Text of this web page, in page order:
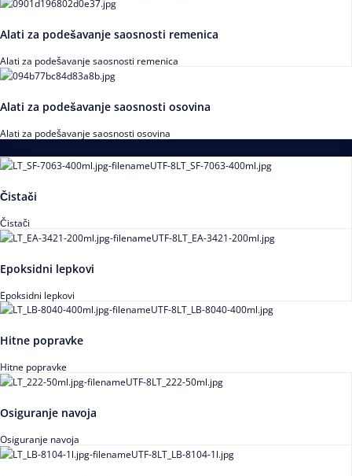
Alati za podešavanje saosnosti remenica
Alati za podešavanje saosnosti remenica
Alati za podešavanje saosnosti osovina
Alati za podešavanje saosnosti osovina
Čistači
Čistači
Epoksidni lepkovi
Epoksidni lepkovi
Hitne popravke
Hitne popravke
Osiguranje navoja
Osiguranje navoja